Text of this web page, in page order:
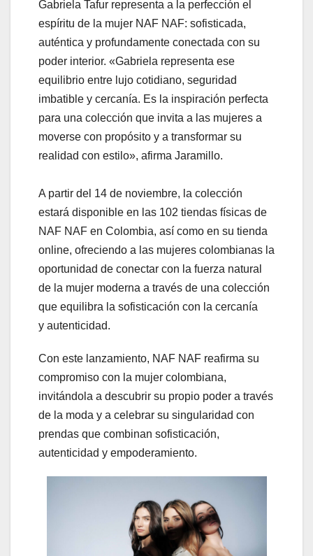
Gabriela Tafur representa a la perfección el
espíritu de la mujer NAF NAF: sofisticada,
auténtica y profundamente conectada con su
poder interior. «Gabriela representa ese
equilibrio entre lujo cotidiano, seguridad
imbatible y cercanía. Es la inspiración perfecta
para una colección que invita a las mujeres a
moverse con propósito y a transformar su
realidad con estilo», afirma Jaramillo.
A partir del 14 de noviembre, la colección
estará disponible en las 102 tiendas físicas de
NAF NAF en Colombia, así como en su tienda
online, ofreciendo a las mujeres colombianas la
oportunidad de conectar con la fuerza natural
de la mujer moderna a través de una colección
que equilibra la sofisticación con la cercanía
y autenticidad.
Con este lanzamiento, NAF NAF reafirma su
compromiso con la mujer colombiana,
invitándola a descubrir su propio poder a través
de la moda y a celebrar su singularidad con
prendas que combinan sofisticación,
autenticidad y empoderamiento.